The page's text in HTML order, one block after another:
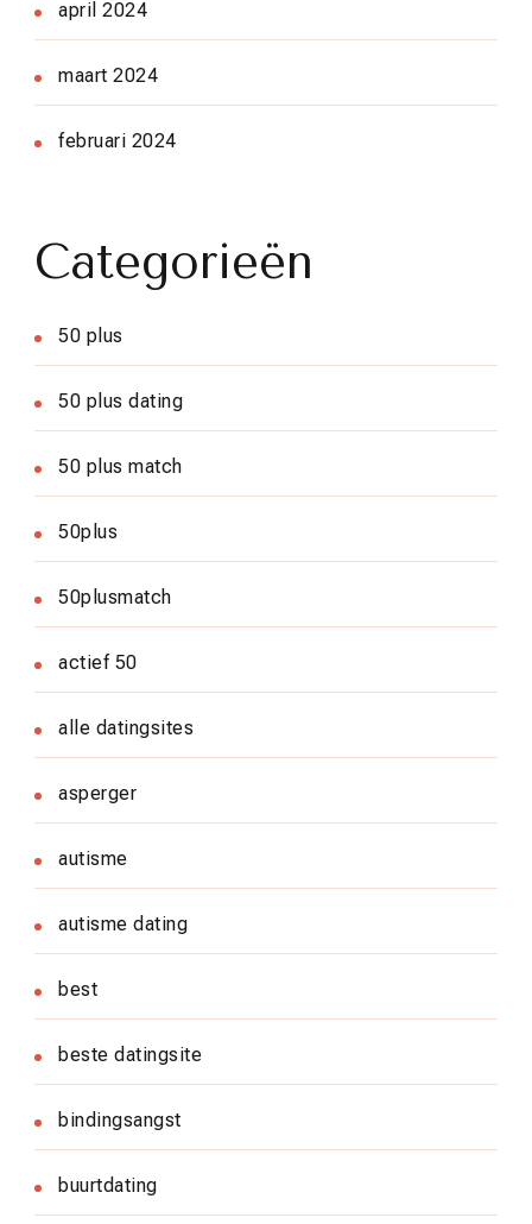
april 2024
maart 2024
februari 2024
Categorieën
50 plus
50 plus dating
50 plus match
50plus
50plusmatch
actief 50
alle datingsites
asperger
autisme
autisme dating
best
beste datingsite
bindingsangst
buurtdating